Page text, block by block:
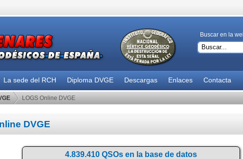
Buscar en la
La sede del RCH Diploma DVGE Descargas Enlaces Contacta
LOGS Online DVGE
DVGE
4.839.410 QSOs en la base de datos